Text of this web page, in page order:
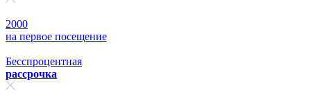
2000
на первое поcещение
Бесспроцентная
рассрочка